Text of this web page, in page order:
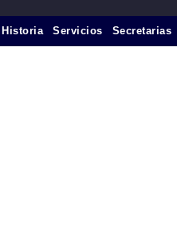
Historia Servicios Secretarias